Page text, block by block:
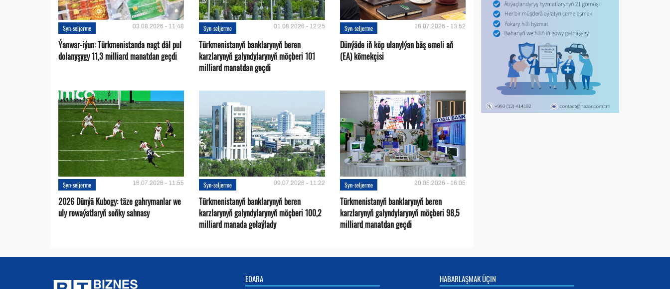
Syn-seljerme 03.08.2026 - 11:48
Ýanwar-iýun: Türkmenistanda nagt däl pul
dolanyşygy 11,3 milliard manatdan geçdi
Syn-seljerme 01.08.2026 - 12:25
Türkmenistanyň banklarynyň beren
karzlarynyň galyndylarynyň möçberi 101
milliard manatdan geçdi
Syn-seljerme 18.07.2026 - 13:52
Dünýäde iň köp ulanylýan bäş emeli aň
(EA) kömekçisi
Syn-seljerme 16.07.2026 - 11:55
2026 Dünýä Kubogy: täze gahrymanlar we
uly rowaýatlaryň soňky sahnasy
Syn-seljerme 09.07.2026 - 11:22
Türkmenistanyň banklarynyň beren
karzlarynyň galyndylarynyň möçberi 100,2
milliard manada golaýlady
Syn-seljerme 20.05.2026 - 16:05
Türkmenistanyň banklarynyň beren
karzlarynyň galyndylarynyň möçberi 98,5
milliard manatdan geçdi
EDARA HABARLAŞMAK ÜÇIN